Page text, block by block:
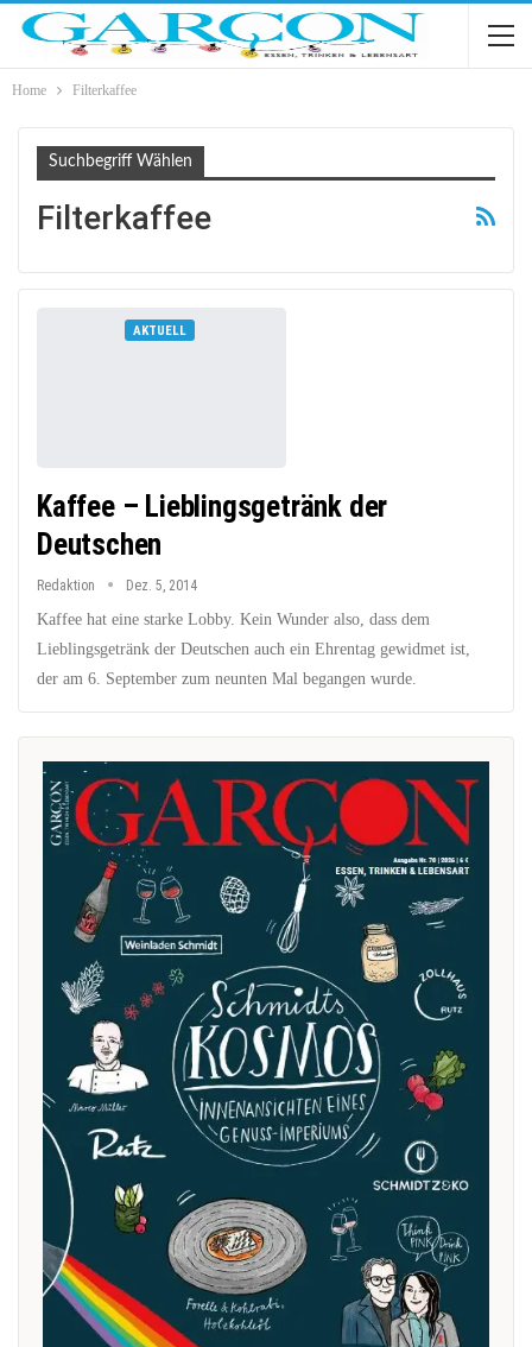
Home Filterkaffee
Suchbegriff Wählen
Filterkaffee
AKTUELL
Kaffee – Lieblingsgetränk der
Deutschen
Redaktion Dez. 5, 2014
Kaffee hat eine starke Lobby. Kein Wunder also, dass dem
Lieblingsgetränk der Deutschen auch ein Ehrentag gewidmet ist,
der am 6. September zum neunten Mal begangen wurde.